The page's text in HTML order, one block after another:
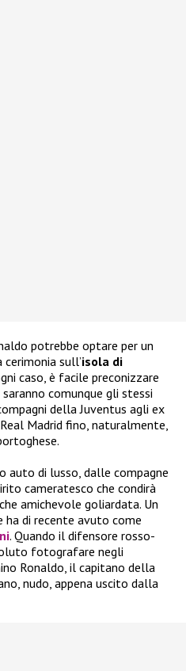
potrebbe optare per un
sull’isola di
caso, è facile preconizzare
comunque gli stessi
della Juventus agli ex
Madrid fino, naturalmente,
auto di lusso, dalle compagne
cameratesco che condirà
amichevole goliardata. Un
ha di recente avuto come
. Quando il difensore rosso-
fotografare negli
Ronaldo, il capitano della
nudo, appena uscito dalla